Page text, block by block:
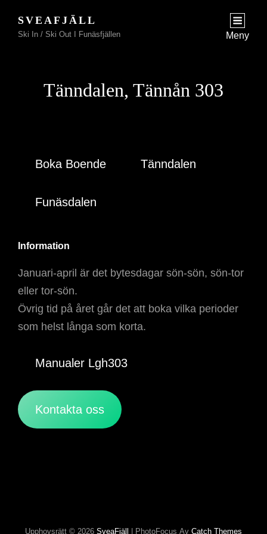
SVEAFJÄLL
Ski In / Ski Out I Funäsfjällen Meny
Tänndalen, Tännån 303
Boka Boende Tänndalen
Funäsdalen
Information
Januari-april är det bytesdagar sön-sön, sön-tor
eller tor-sön.
Övrig tid på året går det att boka vilka perioder
som helst långa som korta.
Manualer Lgh303
Kontakta oss
Upphovsrätt © 2026 SveaFjäll PhotoFocus Av Catch Themes